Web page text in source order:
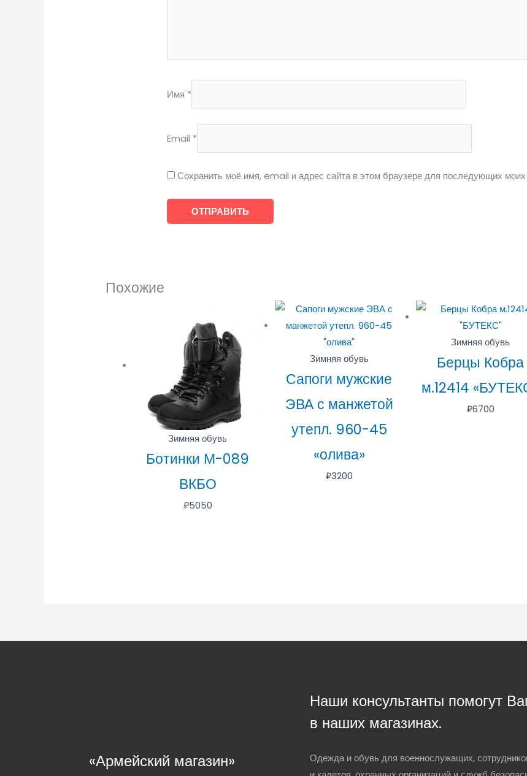
Имя *
Email *
Сохранить моё имя, email и адрес сайта в этом браузере для последующих моих
Похожие
Зимняя обувь
Ботинки М-089
ВКБО
₽5050
Зимняя обувь
Сапоги мужские
ЭВА с манжетой
утепл. 960-45
«олива»
₽3200
Зимняя обувь
Берцы Кобра
м.12414
₽6700
«Армейский магазин»
Наши консультанты помогут
в наших магазинах.
Одежда и обувь для военнослужащих,